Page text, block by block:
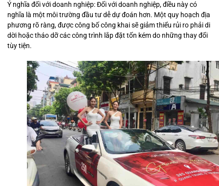
Ý nghĩa đối với doanh nghiệp: Đối với doanh nghiệp, điều này có
nghĩa là một môi trường đầu tư dễ dự đoán hơn. Một quy hoạch địa
phương rõ ràng, được công bố công khai sẽ giảm thiểu rủi ro phải di
dời hoặc tháo dỡ các công trình lắp đặt tốn kém do những thay đổi
tùy tiện.